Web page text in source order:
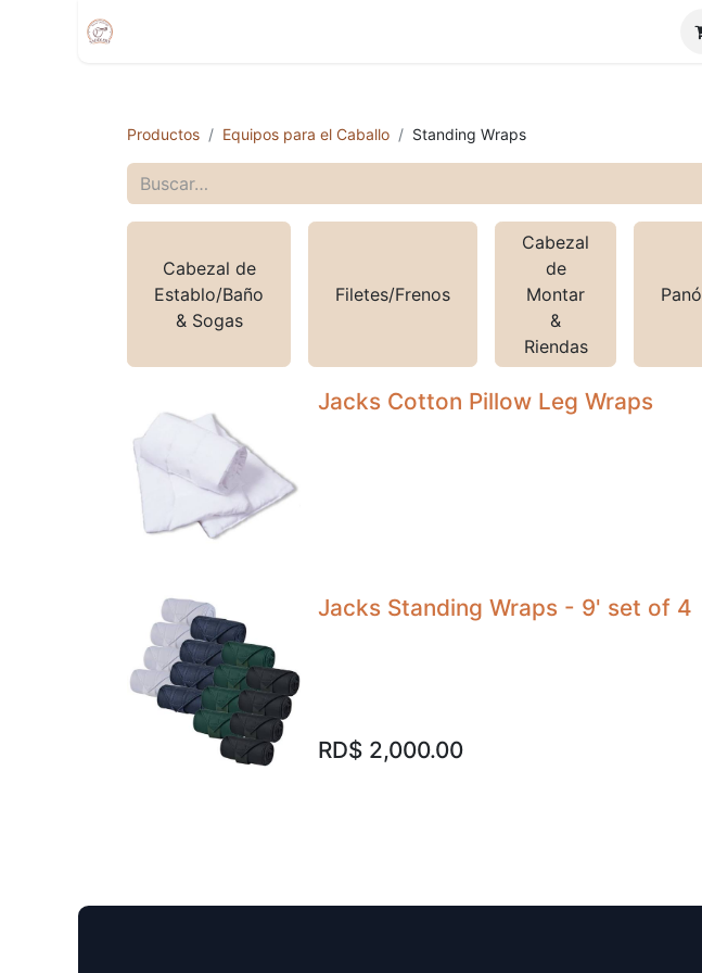
Productos Equipos para el Caballo Standing Wraps
Cabezal de
Establo/Baño
& Sogas
Filetes/Frenos
Cabezal
de
Montar
&
Riendas
Panó
Jacks Cotton Pillow Leg Wraps
Jacks Standing Wraps - 9' set of 4
RD$ 2,000.00